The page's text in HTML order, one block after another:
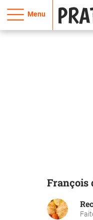
Menu
François